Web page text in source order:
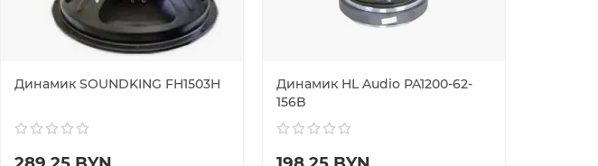
Динамик SOUNDKING FH1503H
Динамик HL Audio PA1200-62-
156B